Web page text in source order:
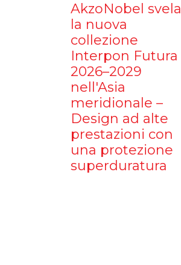
AkzoNobel svela
la nuova
collezione
Interpon Futura
2026–2029
nell'Asia
meridionale –
Design ad alte
prestazioni con
una protezione
superduratura